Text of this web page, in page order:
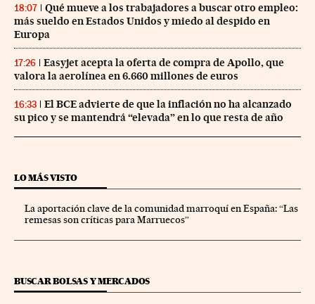
18:07
Qué mueve a los trabajadores a buscar otro empleo:
más sueldo en Estados Unidos y miedo al despido en
Europa
17:26
Easyjet acepta la oferta de compra de Apollo, que
valora la aerolínea en 6.660 millones de euros
16:33
El BCE advierte de que la inflación no ha alcanzado
su pico y se mantendrá “elevada” en lo que resta de año
LO MÁS VISTO
La aportación clave de la comunidad marroquí en España: “Las
remesas son críticas para Marruecos”
BUSCAR BOLSAS Y MERCADOS